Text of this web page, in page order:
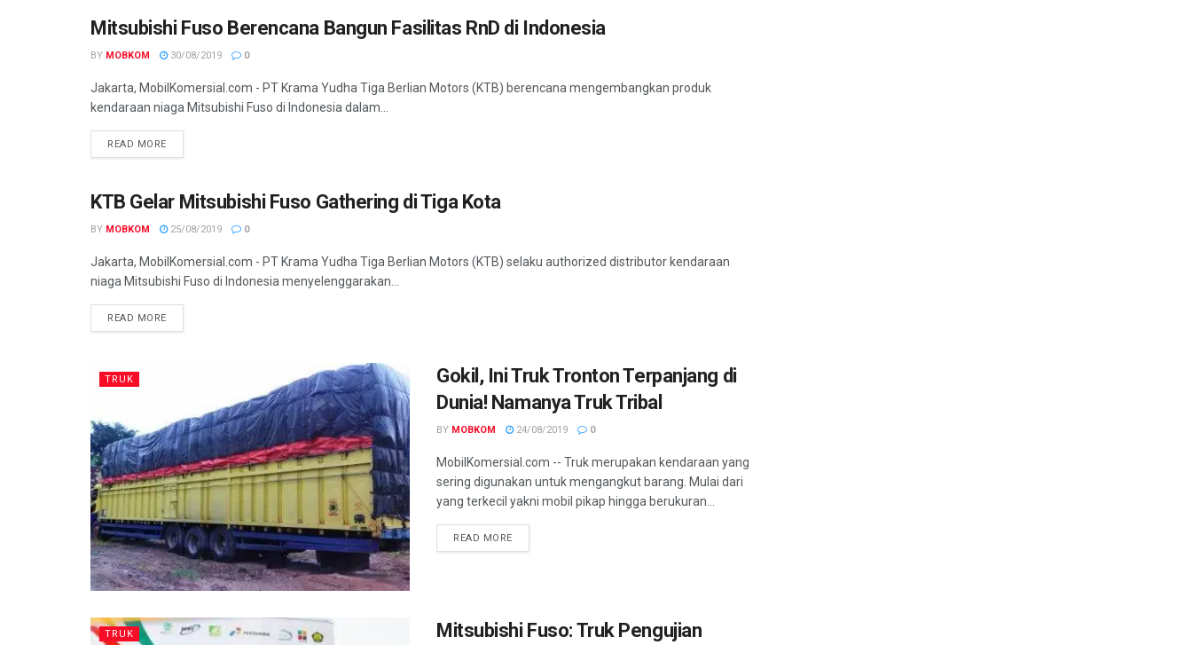
TRUK
Mitsubishi Fuso Berencana Bangun Fasilitas RnD di Indonesia
BY MOBKOM 30/08/2019 0
Jakarta, MobilKomersial.com - PT Krama Yudha Tiga Berlian Motors (KTB) berencana mengembangkan produk
kendaraan niaga Mitsubishi Fuso di Indonesia dalam...
READ MORE
TRUK
KTB Gelar Mitsubishi Fuso Gathering di Tiga Kota
BY MOBKOM 25/08/2019 0
Jakarta, MobilKomersial.com - PT Krama Yudha Tiga Berlian Motors (KTB) selaku authorized distributor kendaraan
niaga Mitsubishi Fuso di Indonesia menyelenggarakan...
READ MORE
TRUK
Gokil, Ini Truk Tronton Terpanjang di
Dunia! Namanya Truk Tribal
BY MOBKOM 24/08/2019 0
MobilKomersial.com -- Truk merupakan kendaraan yang
sering digunakan untuk mengangkut barang. Mulai dari
yang terkecil yakni mobil pikap hingga berukuran...
READ MORE
TRUK
Mitsubishi Fuso: Truk Pengujian